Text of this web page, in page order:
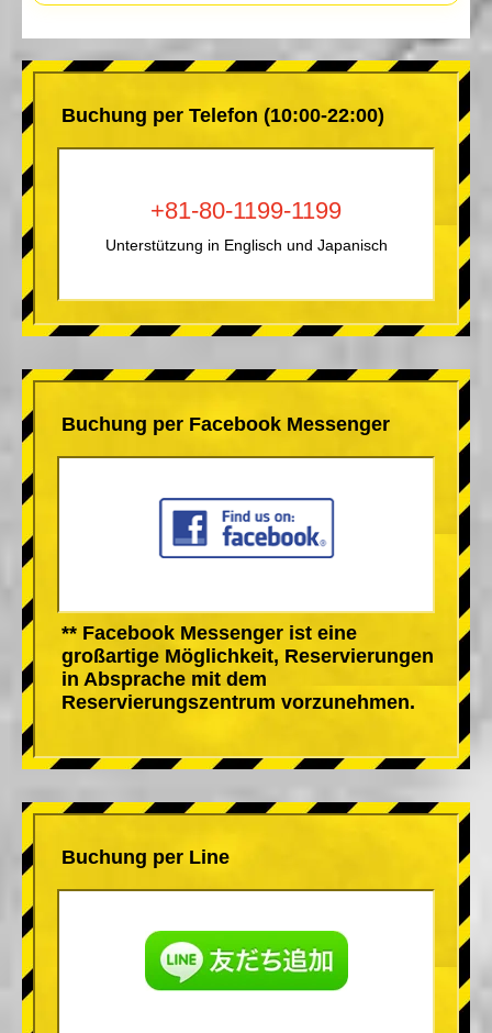
Buchung per Telefon (10:00-22:00)
+81-80-1199-1199
Unterstützung in Englisch und Japanisch
Buchung per Facebook Messenger
** Facebook Messenger ist eine
großartige Möglichkeit, Reservierungen
in Absprache mit dem
Reservierungszentrum vorzunehmen.
Buchung per Line